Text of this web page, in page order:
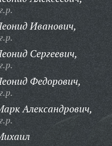
Иванович,
Сергеевич,
Федорович,
Александрович,